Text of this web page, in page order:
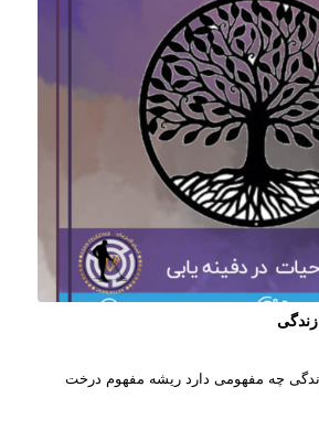
چه مفهومی دارد ریشه مفهوم درخت